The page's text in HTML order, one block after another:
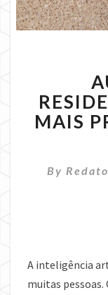
MAIS
By
A inteligência
muitas